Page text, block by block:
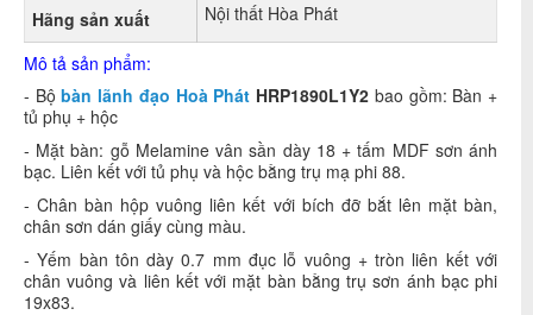
Hãng sản xuất
Nội thất Hòa Phát
Mô tả sản phẩm:
- Bộbàn lãnh đạo Hoà Phát HRP1890L1Y2 bao gồm: Bàn +
tủ phụ + hộc
- Mặt bàn: gỗ Melamine vân sần dày 18 + tấm MDF sơn ánh
bạc. Liên kết với tủ phụ và hộc bằng trụ mạ phi 88.
- Chân bàn hộp vuông liên kết với bích đỡ bắt lên mặt bàn,
chân sơn dán giấy cùng màu.
- Yếm bàn tôn dày 0.7 mm đục lỗ vuông + tròn liên kết với
chân vuông và liên kết với mặt bàn bằng trụ sơn ánh bạc phi
19x83.